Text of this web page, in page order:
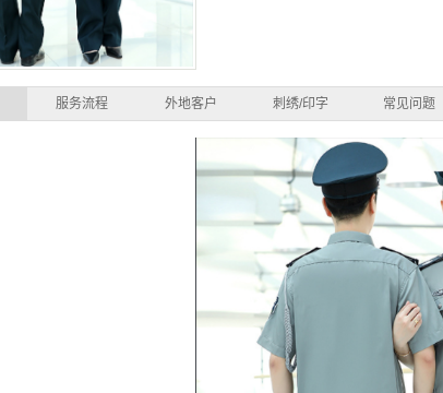
服务流程 外地客户 刺绣/印字 常见问题